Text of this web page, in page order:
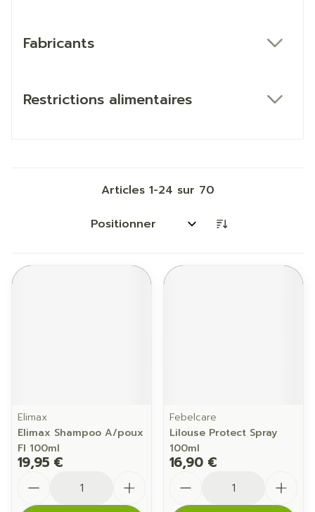
Fabricants
Restrictions alimentaires
Articles 1-24 sur 70
Trier par:
Elimax
Elimax Shampoo A/poux
Fl 100ml
19,95 €
Febelcare
Lilouse Protect Spray
100ml
16,90 €